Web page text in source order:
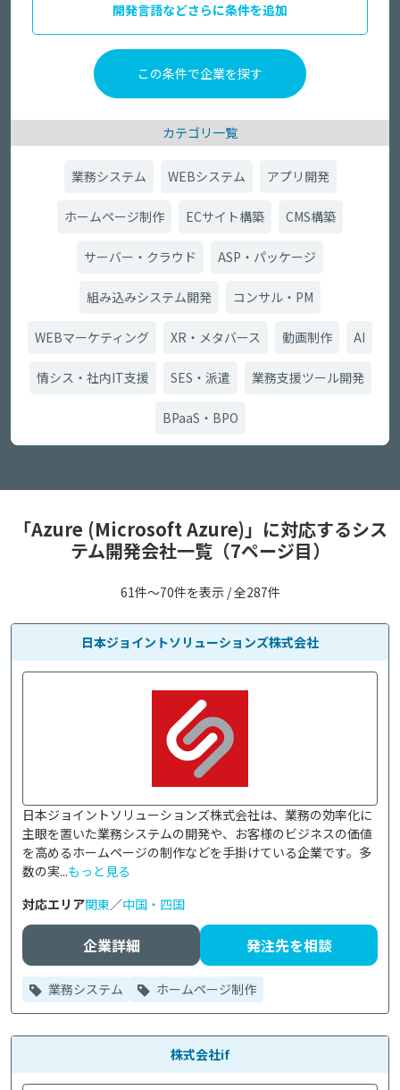
開発言語などさらに条件を追加
カテゴリ一覧
業務システム WEBシステム アプリ開発
ホームページ制作 ECサイト構築 CMS構築
サーバー・クラウド ASP・パッケージ
組み込みシステム開発 コンサル・PM
WEBマーケティング XR・メタバース 動画制作 AI
情シス・社内IT支援 SES・派遣 業務支援ツール開発
BPaaS・BPO
「Azure (Microsoft Azure)」に対応するシス
テム開発会社一覧（7ページ目）
61件〜70件を表示 / 全287件
日本ジョイントソリューションズ株式会社
日本ジョイントソリューションズ株式会社は、業務の効率化に
主眼を置いた業務システムの開発や、お客様のビジネスの価値
を高めるホームページの制作などを手掛けている企業です。多
数の実...もっと見る
対応エリア関東／中国・四国
企業詳細 発注先を相談
業務システム ホームページ制作
株式会社if